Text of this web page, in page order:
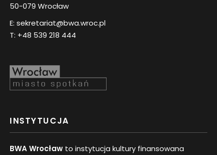
50-079 Wrocław
E: sekretariat@bwa.wroc.pl
T: +48 539 218 444
INSTYTUCJA
BWA Wrocław to instytucja kultury finansowana